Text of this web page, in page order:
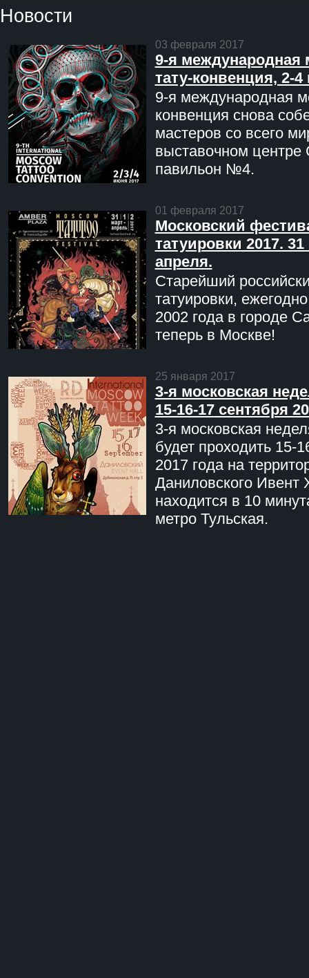
Новости
03 февраля 2017
9-я международная
тату-конвенция, 2-
9-я международная
конвенция снова
мастеров со всего
выставочном центре
павильон №4.
01 февраля 2017
Московский
татуировки 2017. 31
апреля.
Старейший
татуировки,
2002 года в городе
теперь в Москве!
25 января 2017
3-я московская
15-16-17 сентября
3-я московская
будет проходить 15-
2017 года на
Даниловского Ивент
находится в 10
метро Тульская.